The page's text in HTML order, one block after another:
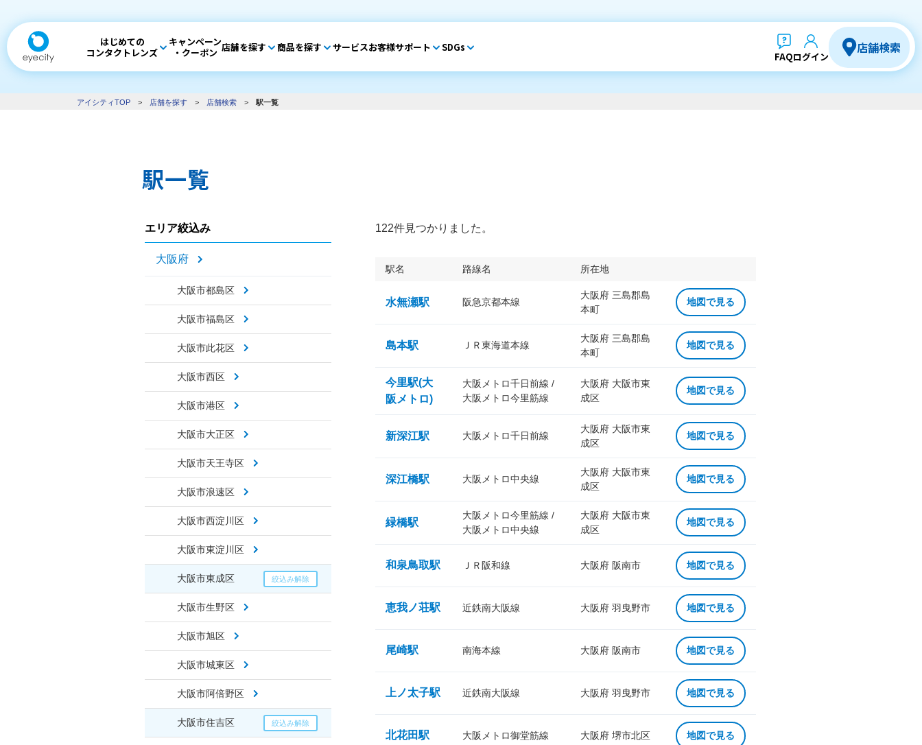
はじめての
コンタクトレンズ
キャンペーン
・クーポン 店舗を探す 商品を探す サービスお客様サポート SDGs
FAQログイン
店舗検索
アイシティTOP > 店舗を探す > 店舗検索 > 駅一覧
駅一覧
エリア絞込み
大阪府
大阪市都島区
大阪市福島区
大阪市此花区
大阪市西区
大阪市港区
大阪市大正区
大阪市天王寺区
大阪市浪速区
大阪市西淀川区
大阪市東淀川区
大阪市東成区
大阪市生野区
大阪市旭区
大阪市城東区
大阪市阿倍野区
大阪市住吉区
122件見つかりました。
駅名 路線名 所在地
水無瀬駅 阪急京都本線
大阪府 三島郡島
本町
地図で見る
島本駅 ＪＲ東海道本線
大阪府 三島郡島
本町
地図で見る
今里駅(大
阪メトロ)
大阪メトロ千日前線 /
大阪メトロ今里筋線
大阪府 大阪市東
成区
地図で見る
新深江駅 大阪メトロ千日前線
大阪府 大阪市東
成区
地図で見る
深江橋駅 大阪メトロ中央線
大阪府 大阪市東
成区
地図で見る
緑橋駅
大阪メトロ今里筋線 /
大阪メトロ中央線
大阪府 大阪市東
成区
地図で見る
和泉鳥取駅 ＪＲ阪和線 大阪府 阪南市 地図で見る
恵我ノ荘駅 近鉄南大阪線 大阪府 羽曳野市 地図で見る
尾崎駅 南海本線 大阪府 阪南市 地図で見る
上ノ太子駅 近鉄南大阪線 大阪府 羽曳野市 地図で見る
北花田駅 大阪メトロ御堂筋線 大阪府 堺市北区 地図で見る